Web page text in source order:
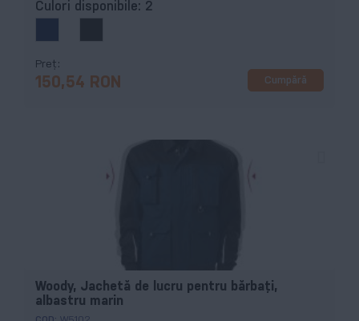
Culori disponibile: 2
Preț
150,54 RON Cumpără
Woody, Jachetă de lucru pentru bărbaţi,
albastru marin